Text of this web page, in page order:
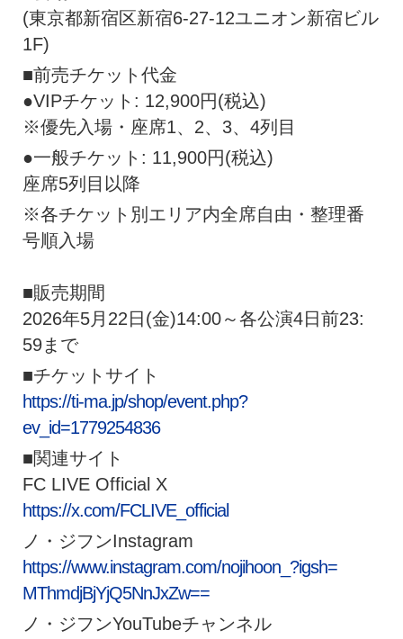
(東京都新宿区新宿6-27-12ユニオン新宿ビル
1F)
■前売チケット代金
●VIPチケット: 12,900円(税込)
※優先入場・座席1、2、3、4列目
●一般チケット: 11,900円(税込)
座席5列目以降
※各チケット別エリア内全席自由・整理番
号順入場
■販売期間
2026年5月22日(金)14:00～各公演4日前23:
59まで
■チケットサイト
https://ti-ma.jp/shop/event.php?
ev_id=1779254836
■関連サイト
FC LIVE Official X
https://x.com/FCLIVE_official
ノ・ジフンInstagram
https://www.instagram.com/nojihoon_?igsh=
MThmdjBjYjQ5NnJxZw==
ノ・ジフンYouTubeチャンネル